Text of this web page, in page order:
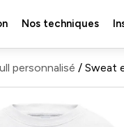
Nos techniques
personnalisé / Sweat